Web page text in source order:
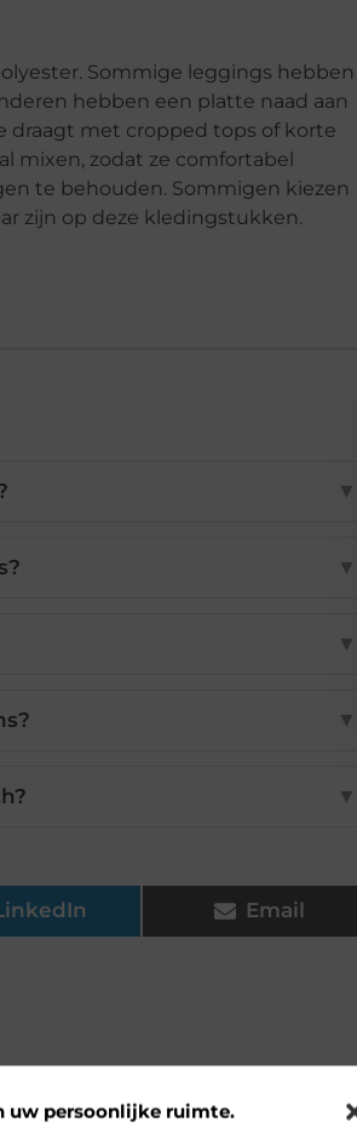
uw persoonlijke ruimte.
Sommige leggings hebben
hebben een platte naad aan
draagt ​​met cropped tops of korte
mixen, zodat ze comfortabel
te behouden. Sommigen kiezen
zijn op deze kledingstukken.
▼
▼
▼
▼
▼
Email